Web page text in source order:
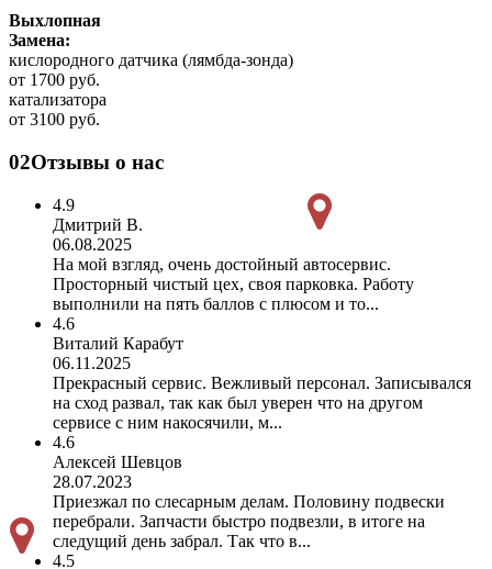
Выхлопная
Замена:
кислородного датчика (лямбда-зонда)
от 1700 руб.
катализатора
от 3100 руб.
02Отзывы о нас
4.9
Дмитрий В.
06.08.2025
На мой взгляд, очень достойный автосервис.
Просторный чистый цех, своя парковка. Работу
выполнили на пять баллов с плюсом и то...
4.6
Виталий Карабут
06.11.2025
Прекрасный сервис. Вежливый персонал. Записывался
на сход развал, так как был уверен что на другом
сервисе с ним накосячили, м...
4.6
Алексей Шевцов
28.07.2023
Приезжал по слесарным делам. Половину подвески
перебрали. Запчасти быстро подвезли, в итоге на
следущий день забрал. Так что в...
4.5